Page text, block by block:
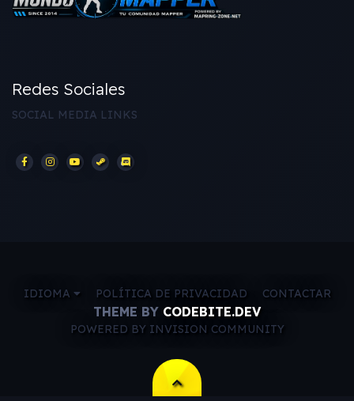
Redes Sociales
SOCIAL MEDIA LINKS
IDIOMA POLÍTICA DE PRIVACIDAD CONTACTAR
THEME BY CODEBITE.DEV
POWERED BY INVISION COMMUNITY